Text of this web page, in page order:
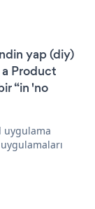
yap (diy)
Product
“in 'no
uygulama